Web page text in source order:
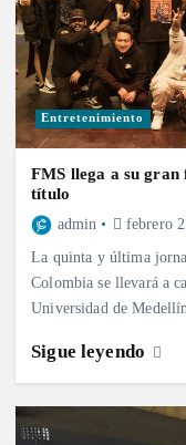
Entretenimiento
FMS llega a su
título
admin febrero
La quinta y última
Colombia se llevará a
Universidad de Medellín.
Sigue leyendo